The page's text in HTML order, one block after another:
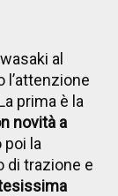
al
l’attenzione
prima è la
novità a
poi la
di trazione e